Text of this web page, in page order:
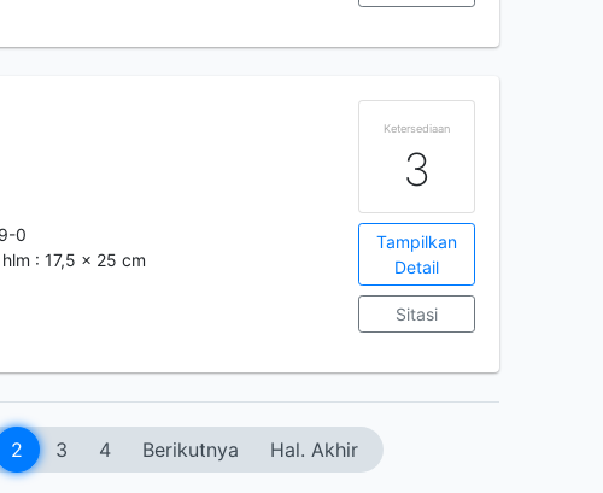
0
: 17,5 x 25 cm
Ketersediaan
3
Tampilkan
Detail
Sitasi
2 3 4 Berikutnya Hal. Akhir